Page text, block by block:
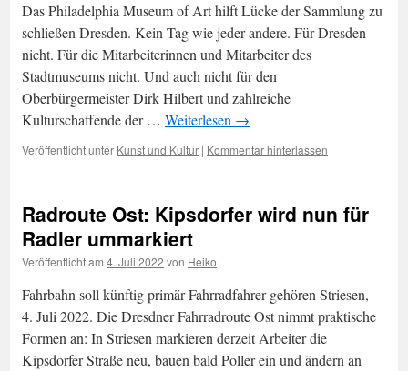
Das Philadelphia Museum of Art hilft Lücke der Sammlung zu
schließen Dresden. Kein Tag wie jeder andere. Für Dresden
nicht. Für die Mitarbeiterinnen und Mitarbeiter des
Stadtmuseums nicht. Und auch nicht für den
Oberbürgermeister Dirk Hilbert und zahlreiche
Kulturschaffende der … Weiterlesen →
Veröffentlicht unter Kunst und Kultur | Kommentar hinterlassen
Radroute Ost: Kipsdorfer wird nun für
Radler ummarkiert
Veröffentlicht am 4. Juli 2022 von Heiko
Fahrbahn soll künftig primär Fahrradfahrer gehören Striesen,
4. Juli 2022. Die Dresdner Fahrradroute Ost nimmt praktische
Formen an: In Striesen markieren derzeit Arbeiter die
Kipsdorfer Straße neu, bauen bald Poller ein und ändern an